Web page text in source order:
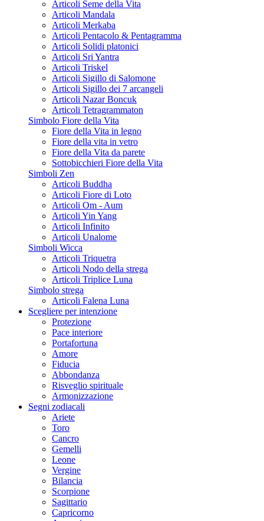
Articoli Seme della Vita
Articoli Mandala
Articoli Merkaba
Articoli Pentacolo & Pentagramma
Articoli Solidi platonici
Articoli Sri Yantra
Articoli Triskel
Articoli Sigillo di Salomone
Articoli Sigillo dei 7 arcangeli
Articoli Nazar Boncuk
Articoli Tetragrammaton
Simbolo Fiore della Vita
Fiore della Vita in legno
Fiore della vita in vetro
Fiore della Vita da parete
Sottobicchieri Fiore della Vita
Simboli Zen
Articoli Buddha
Articoli Fiore di Loto
Articoli Om - Aum
Articoli Yin Yang
Articoli Infinito
Articoli Unalome
Simboli Wicca
Articoli Triquetra
Articoli Nodo della strega
Articoli Triplice Luna
Simbolo strega
Articoli Falena Luna
Scegliere per intenzione
Protezione
Pace interiore
Portafortuna
Amore
Fiducia
Abbondanza
Risveglio spirituale
Armonizzazione
Segni zodiacali
Ariete
Toro
Cancro
Gemelli
Leone
Vergine
Bilancia
Scorpione
Sagittario
Capricorno